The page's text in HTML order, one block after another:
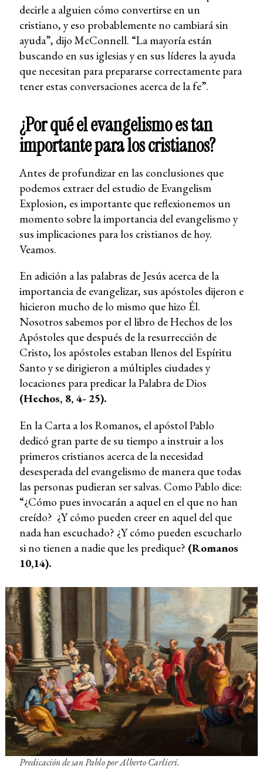
decirle a alguien cómo convertirse en un
cristiano, y eso probablemente no cambiará sin
ayuda”, dijo McConnell. “La mayoría están
buscando en sus iglesias y en sus líderes la ayuda
que necesitan para prepararse correctamente para
tener estas conversaciones acerca de la fe”.
¿Por qué el evangelismo es tan
importante para los cristianos?
Antes de profundizar en las conclusiones que
podemos extraer del estudio de Evangelism
Explosion, es importante que reflexionemos un
momento sobre la importancia del evangelismo y
sus implicaciones para los cristianos de hoy.
Veamos.
En adición a las palabras de Jesús acerca de la
importancia de evangelizar, sus apóstoles dijeron e
hicieron mucho de lo mismo que hizo Él.
Nosotros sabemos por el libro de Hechos de los
Apóstoles que después de la resurrección de
Cristo, los apóstoles estaban llenos del Espíritu
Santo y se dirigieron a múltiples ciudades y
locaciones para predicar la Palabra de Dios
(Hechos, 8, 4- 25).
En la Carta a los Romanos, el apóstol Pablo
dedicó gran parte de su tiempo a instruir a los
primeros cristianos acerca de la necesidad
desesperada del evangelismo de manera que todas
las personas pudieran ser salvas. Como Pablo dice:
“¿Cómo pues invocarán a aquel en el que no han
creído? ¿Y cómo pueden creer en aquel del que
nada han escuchado? ¿Y cómo pueden escucharlo
si no tienen a nadie que les predique? (Romanos
10,14).
Predicación de san Pablopor Alberto Carlieri.